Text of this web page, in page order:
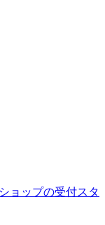
ョップの受付スタ